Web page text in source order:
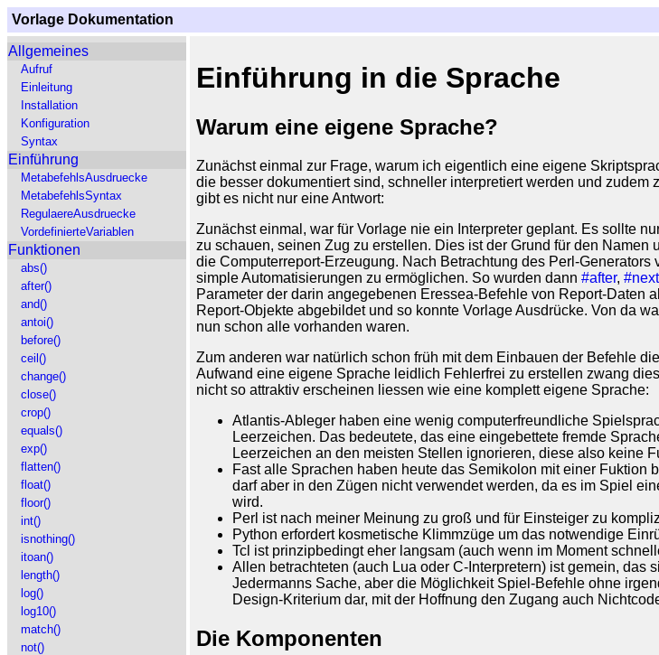
Vorlage Dokumentation
Allgemeines
Aufruf
Einleitung
Installation
Konfiguration
Syntax
Einführung
MetabefehlsAusdruecke
MetabefehlsSyntax
RegulaereAusdruecke
VordefinierteVariablen
Funktionen
abs()
after()
and()
antoi()
before()
ceil()
change()
close()
crop()
equals()
exp()
flatten()
float()
floor()
int()
isnothing()
itoan()
length()
log()
log10()
match()
not()
Einführung in die Sprache
Warum eine eigene Sprache?
Zunächst einmal zur Frage, warum ich eigentlich eine eigene
die besser dokumentiert sind, schneller interpretiert werden und
gibt es nicht nur eine Antwort:
Zunächst einmal, war für Vorlage nie ein Interpreter geplant. Es sollte
zu schauen, seinen Zug zu erstellen. Dies ist der Grund für den
die Computerreport-Erzeugung. Nach Betrachtung des Perl-
simple Automatisierungen zu ermöglichen. So wurden dann #after, #next
Parameter der darin angegebenen Eressea-Befehle von Report-
Report-Objekte abgebildet und so konnte Vorlage Ausdrücke. Von da
nun schon alle vorhanden waren.
Zum anderen war natürlich schon früh mit dem Einbauen der Befehle
Aufwand eine eigene Sprache leidlich Fehlerfrei zu erstellen zwang
nicht so attraktiv erscheinen liessen wie eine komplett eigene Sprache:
Atlantis-Ableger haben eine wenig computerfreundliche
Leerzeichen. Das bedeutete, das eine eingebettete fremde
Leerzeichen an den meisten Stellen ignorieren, diese also keine
Fast alle Sprachen haben heute das Semikolon mit einer
darf aber in den Zügen nicht verwendet werden, da es im Spiel
wird.
Perl ist nach meiner Meinung zu groß und für Einsteiger zu
Python erfordert kosmetische Klimmzüge um das notwendige
Tcl ist prinzipbedingt eher langsam (auch wenn im Moment
Allen betrachteten (auch Lua oder C-Interpretern) ist gemein,
Jedermanns Sache, aber die Möglichkeit Spiel-Befehle ohne
Design-Kriterium dar, mit der Hoffnung den Zugang auch
Die Komponenten